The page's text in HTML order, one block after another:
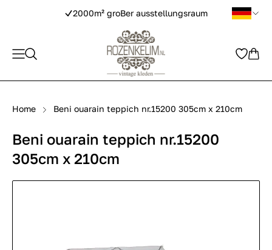
2000m² groBer ausstellungsraum
Home Beni ouarain teppich nr.15200 305cm x 210cm
Beni ouarain teppich nr.15200
305cm x 210cm